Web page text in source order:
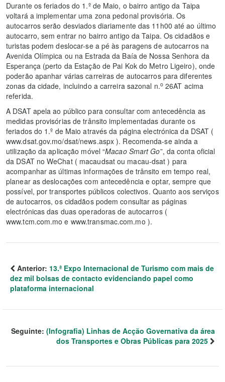
Durante os feriados do 1.º de Maio, o bairro antigo da Taipa
voltará a implementar uma zona pedonal provisória. Os
autocarros serão desviados diariamente das 11h00 até ao último
autocarro, sem entrar no bairro antigo da Taipa. Os cidadãos e
turistas podem deslocar-se a pé às paragens de autocarros na
Avenida Olímpica ou na Estrada da Baía de Nossa Senhora da
Esperança (perto da Estação de Pai Kok do Metro Ligeiro), onde
poderão apanhar várias carreiras de autocarros para diferentes
zonas da cidade, incluindo a carreira sazonal n.o26AT acima
referida.
A DSAT apela ao público para consultar com antecedência as
medidas provisórias de trânsito implementadas durante os
feriados do 1.º de Maio através da página electrónica da DSAT (
www.dsat.gov.mo/dsat/news.aspx ). Recomenda-se ainda a
utilização da aplicação móvel “Macao Smart Go”, da conta oficial
da DSAT no WeChat ( macaudsat ou macau-dsat ) para
acompanhar as últimas informações de trânsito em tempo real,
planear as deslocações com antecedência e optar, sempre que
possível, por transportes públicos colectivos. Quanto aos serviços
de autocarros, os cidadãos podem consultar as páginas
electrónicas das duas operadoras de autocarros (
www.tcm.com.mo e www.transmac.com.mo ).
Anterior: 13.ª Expo Internacional de Turismo com mais de
dez mil bolsas de contacto evidenciando papel como
plataforma internacional
Seguinte: (Infografia) Linhas de Acção Governativa da área
dos Transportes e Obras Públicas para 2025